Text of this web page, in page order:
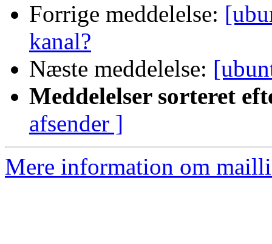
Forrige meddelelse:
kanal?
Næste meddelelse:
Meddelelser sorteret
afsender ]
Mere information om